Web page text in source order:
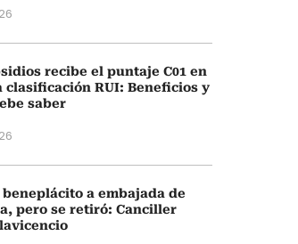
recibe el puntaje C01 en
clasificación RUI: Beneficios y
saber
a embajada de
pero se retiró: Canciller